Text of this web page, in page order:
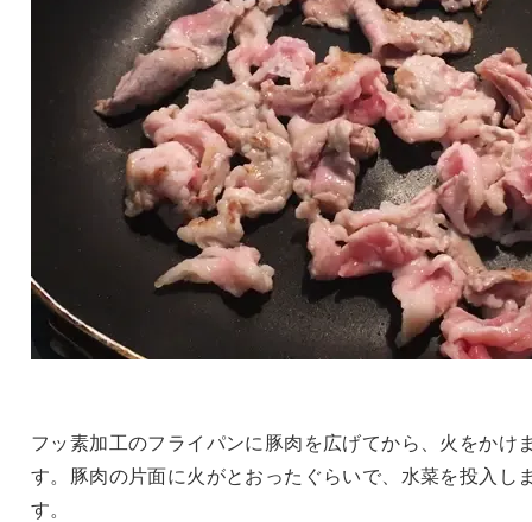
フッ素加工のフライパンに豚肉を広げてから、火をかけ
す。豚肉の片面に火がとおったぐらいで、水菜を投入し
す。